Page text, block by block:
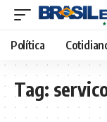
Política
Tag: